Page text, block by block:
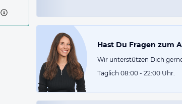
Hast Du Fragen zum
Wir unterstützen Dich
Täglich 08:00 - 22:00 Uhr.